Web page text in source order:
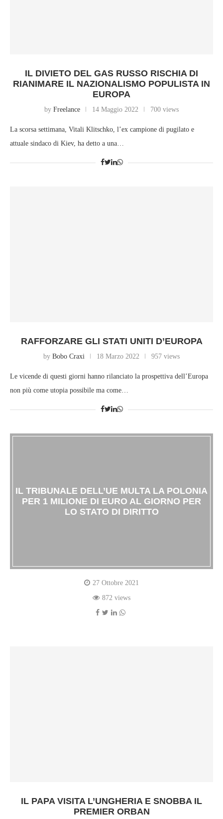
IL DIVIETO DEL GAS RUSSO RISCHIA DI
RIANIMARE IL NAZIONALISMO POPULISTA IN
EUROPA
by Freelance 14 Maggio 2022 700 views
La scorsa settimana, Vitali Klitschko, l’ex campione di pugilato e
attuale sindaco di Kiev, ha detto a una…
RAFFORZARE GLI STATI UNITI D’EUROPA
by Bobo Craxi 18 Marzo 2022 957 views
Le vicende di questi giorni hanno rilanciato la prospettiva dell’Europa
non più come utopia possibile ma come…
IL TRIBUNALE DELL’UE MULTA LA POLONIA
PER 1 MILIONE DI EURO AL GIORNO PER
LO STATO DI DIRITTO
27 Ottobre 2021
872 views
IL PAPA VISITA L’UNGHERIA E SNOBBA IL
PREMIER ORBAN